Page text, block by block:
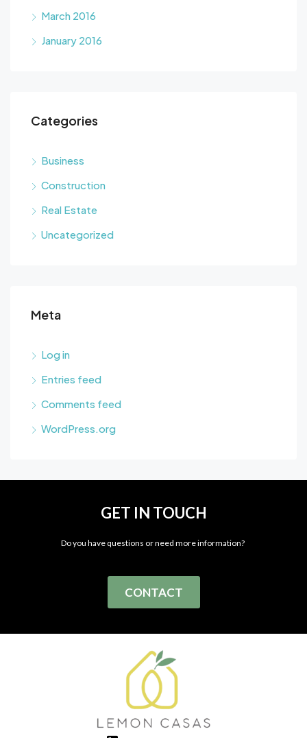
March 2016
January 2016
Categories
Business
Construction
Real Estate
Uncategorized
Meta
Log in
Entries feed
Comments feed
WordPress.org
GET IN TOUCH
Do you have questions or need more information?
CONTACT